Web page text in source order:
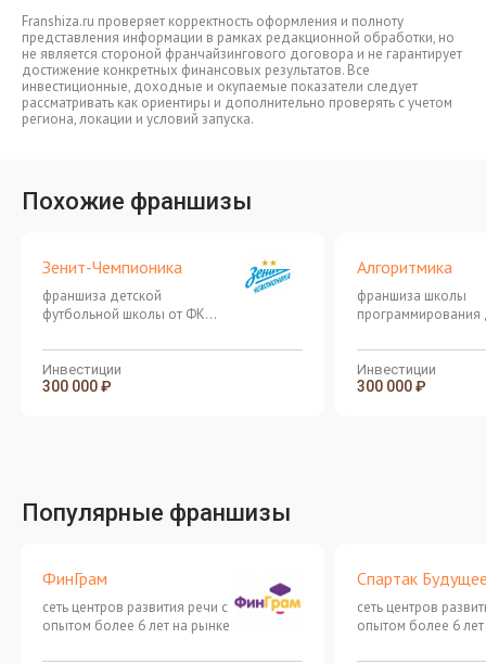
Franshiza.ru проверяет корректность оформления и полноту
представления информации в рамках редакционной обработки, но
не является стороной франчайзингового договора и не гарантирует
достижение конкретных финансовых результатов. Все
инвестиционные, доходные и окупаемые показатели следует
рассматривать как ориентиры и дополнительно проверять с учетом
региона, локации и условий запуска.
Похожие франшизы
Зенит-Чемпионика
франшиза детской
футбольной школы от ФК
Инвестиции
300 000 ₽
Алгоритмика
франшиза школы
программирования
Инвестиции
300 000 ₽
Популярные франшизы
ФинГрам
сеть центров развития речи с
опытом более 6 лет на рынке
Спартак
сеть центров
опытом более 6